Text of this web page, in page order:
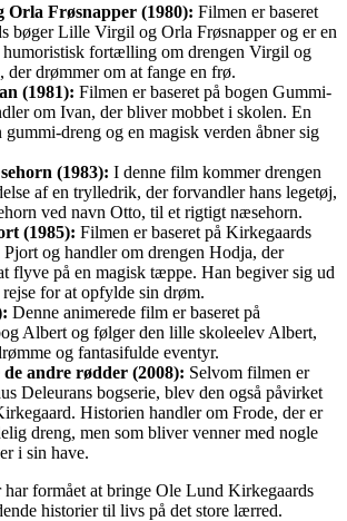
Orla Frøsnapper (1980): Filmen er baseret
bøger Lille Virgil og Orla Frøsnapper og er en
humoristisk fortælling om drengen Virgil og
der drømmer om at fange en frø.
(1981): Filmen er baseret på bogen Gummi-
om Ivan, der bliver mobbet i skolen. En
gummi-dreng og en magisk verden åbner sig
(1983): I denne film kommer drengen
af en trylledrik, der forvandler hans legetøj,
ved navn Otto, til et rigtigt næsehorn.
(1985): Filmen er baseret på Kirkegaards
og handler om drengen Hodja, der
flyve på en magisk tæppe. Han begiver sig ud
for at opfylde sin drøm.
Denne animerede film er baseret på
Albert og følger den lille skoleelev Albert,
og fantasifulde eventyr.
de andre rødder (2008): Selvom filmen er
Deleurans bogserie, blev den også påvirket
Historien handler om Frode, der er
dreng, men som bliver venner med nogle
i sin have.
formået at bringe Ole Lund Kirkegaards
historier til livs på det store lærred.